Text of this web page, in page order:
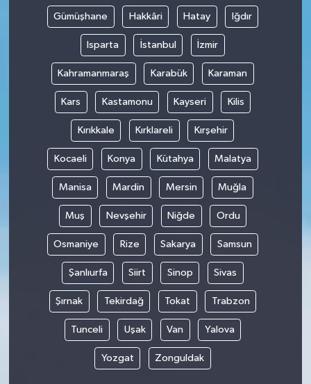
Gümüşhane Hakkâri Hatay Iğdır
Isparta İstanbul İzmir
Kahramanmaraş Karabük Karaman
Kars Kastamonu Kayseri Kilis
Kırıkkale Kırklareli Kırşehir
Kocaeli Konya Kütahya Malatya
Manisa Mardin Mersin Muğla
Muş Nevşehir Niğde Ordu
Osmaniye Rize Sakarya Samsun
Şanlıurfa Siirt Sinop Sivas
Şırnak Tekirdağ Tokat Trabzon
Tunceli Uşak Van Yalova
Yozgat Zonguldak